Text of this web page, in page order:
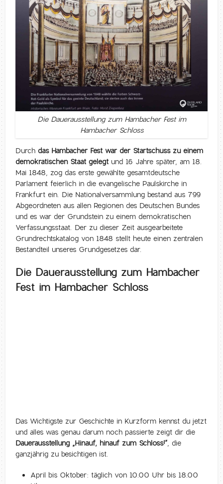
Die Dauerausstellung zum Hambacher Fest im
Hambacher Schloss
Durchdas Hambacher Fest war der Startschuss zu einem
demokratischen Staat gelegt und 16 Jahre später, am 18.
Mai 1848, zog das erste gewählte gesamtdeutsche
Parlament feierlich in die evangelische Paulskirche in
Frankfurt ein. Die Nationalversammlung bestand aus 799
Abgeordneten aus allen Regionen des Deutschen Bundes
und es war der Grundstein zu einem demokratischen
Verfassungsstaat. Der zu dieser Zeit ausgearbeitete
Grundrechtskatalog von 1848 stellt heute einen zentralen
Bestandteil unseres Grundgesetzes dar.
Die Dauerausstellung zum Hambacher
Fest im Hambacher Schloss
Das Wichtigste zur Geschichte in Kurzform kennst du jetzt
und alles was genau darum noch passierte zeigt dir die
Dauerausstellung „Hinauf, hinauf zum Schloss!“, die
ganzjährig zu besichtigen ist.
April bis Oktober: täglich von 10.00 Uhr bis 18.00